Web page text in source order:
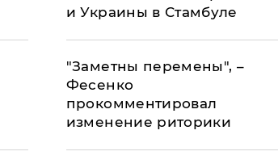
и Украины в Стамбуле
"Заметны перемены", –
Фесенко
прокомментировал
изменение риторики